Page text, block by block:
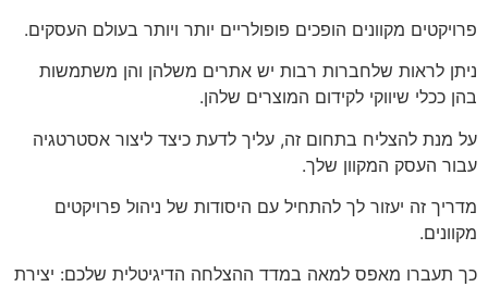
פרויקטים מקוונים הופכים פופולריים יותר ויותר בעולם העסקים.
ניתן לראות שלחברות רבות יש אתרים משלהן והן משתמשות
בהן ככלי שיווקי לקידום המוצרים שלהן.
על מנת להצליח בתחום זה, עליך לדעת כיצד ליצור אסטרטגיה
עבור העסק המקוון שלך.
מדריך זה יעזור לך להתחיל עם היסודות של ניהול פרויקטים
מקוונים.
כך תעברו מאפס למאה במדד ההצלחה הדיגיטלית שלכם: יצירת